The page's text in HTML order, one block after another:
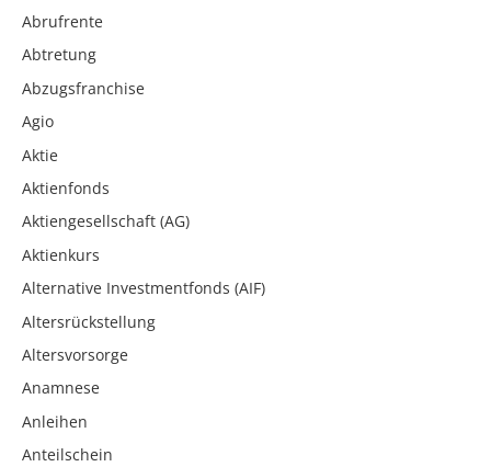
Abrufrente
Abtretung
Abzugsfranchise
Agio
Aktie
Aktienfonds
Aktiengesellschaft (AG)
Aktienkurs
Alternative Investmentfonds (AIF)
Altersrückstellung
Altersvorsorge
Anamnese
Anleihen
Anteilschein